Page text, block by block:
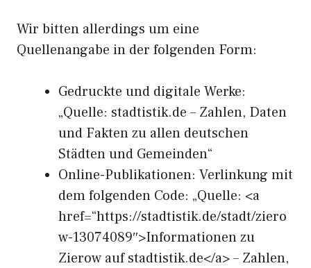
Wir bitten allerdings um eine
Quellenangabe in der folgenden Form:
Gedruckte und digitale Werke:
„Quelle: stadtistik.de – Zahlen, Daten
und Fakten zu allen deutschen
Städten und Gemeinden“
Online-Publikationen: Verlinkung mit
dem folgenden Code: „Quelle: <a
href=“https://stadtistik.de/stadt/ziero
w-13074089″>Informationen zu
Zierow auf stadtistik.de</a> – Zahlen,